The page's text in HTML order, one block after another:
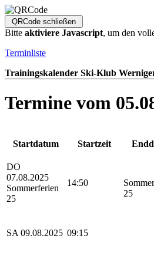
Bitte aktiviere Javascript, um den
Terminliste
Trainingskalender Ski-Klub
Termine vom
Startdatum Startzeit
DO
07.08.2025
Sommerferien
25
14:50
25
SA 09.08.2025 09:15